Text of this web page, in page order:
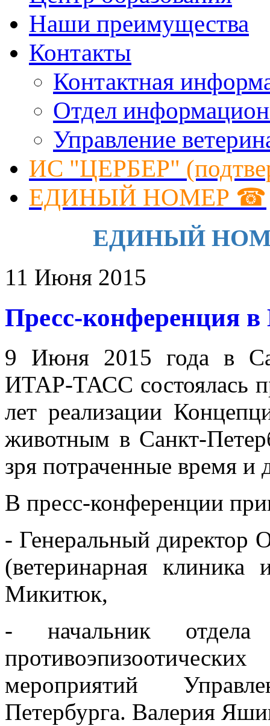
Наши преимущества
Контакты
Контактная
Отдел
Управление
ИС "ЦЕРБЕР"
ЕДИНЫЙ НОМЕР ☎
ЕДИНЫЙ
11 Июня 2015
Пресс-конференция
9 Июня 2015 года в
ИТАР-ТАСС состоялась
лет реализации
животным в Санкт-
зря потраченные время и
В пресс-конференции
- Генеральный директор
(ветеринарная
Микитюк,
- начальник отдела
противоэпизоотических
мероприятий
Петербурга. Валерия